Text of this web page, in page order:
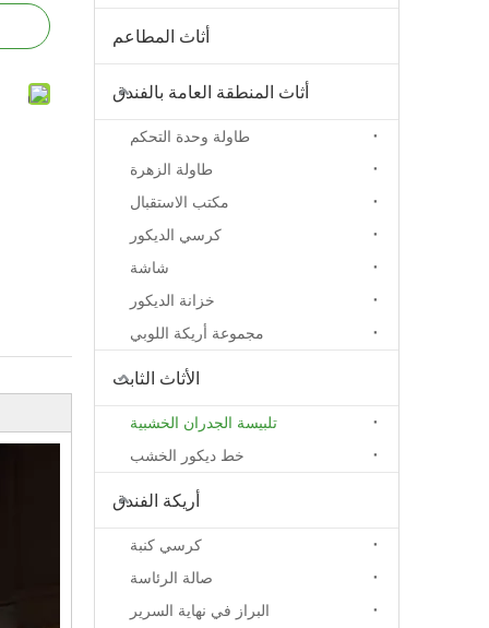
أثاث المطاعم
أثاث المنطقة العامة بالفندق
طاولة وحدة التحكم
طاولة الزهرة
مكتب الاستقبال
كرسي الديكور
شاشة
خزانة الديكور
مجموعة أريكة اللوبي
الأثاث الثابت
تلبيسة الجدران الخشبية
خط ديكور الخشب
أريكة الفندق
كرسي كنبة
صالة الرئاسة
البراز في نهاية السرير